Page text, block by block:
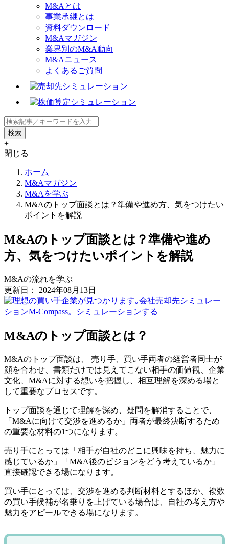
M&Aとは
事業承継とは
資料ダウンロード
M&Aマガジン
業界別のM&A動向
M&Aニュース
よくあるご質問
+
閉じる
ホーム
M&Aマガジン
M&Aを学ぶ
M&Aのトップ面談とは？準備や進め方、気をつけたい
ポイントを解説
M&Aのトップ面談とは？準備や進め
方、気をつけたいポイントを解説
M&Aの流れを学ぶ
更新日： 2024年08月13日
M&Aのトップ面談とは？
M&Aのトップ面談は、 売り手、買い手両者の経営者同士が
顔を合わせ、書類だけでは見えてこない相手の価値観、企業
文化、M&Aに対する想いを把握し、相互理解を深める場と
して重要なプロセスです。
トップ面談を通じて理解を深め、疑問を解消することで、
「M&Aに向けて交渉を進めるか」両者が最終決断するため
の重要な材料の1つになります。
売り手にとっては「相手が自社のどこに興味を持ち、魅力に
感じているか」「M&A後のビジョンをどう考えているか」
直接確認できる場になります。
買い手にとっては、交渉を進める判断材料とするほか、複数
の買い手候補が名乗りを上げている場合は、自社の考え方や
魅力をアピールできる場になります。